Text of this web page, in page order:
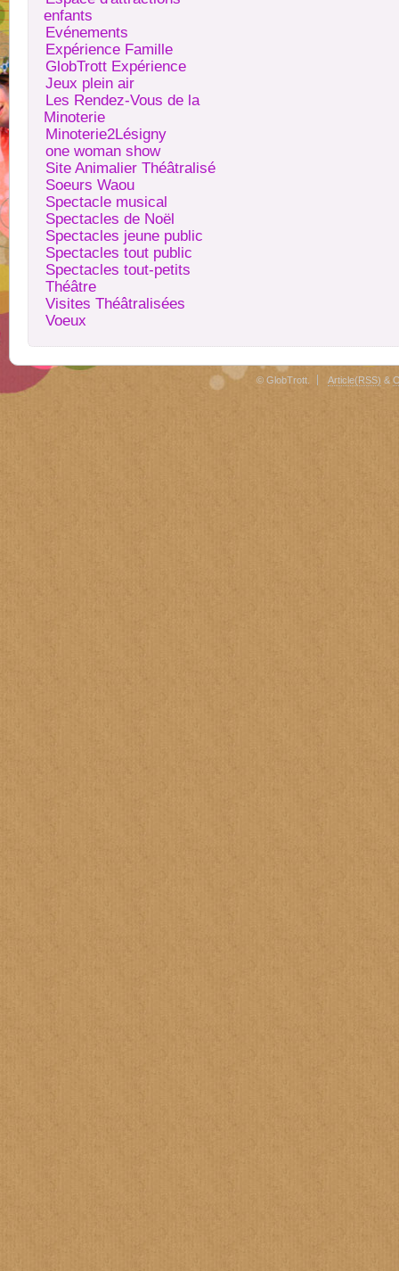
enfants
Evénements
Expérience Famille
GlobTrott Expérience
Jeux plein air
Les Rendez-Vous de la
Minoterie
Minoterie2Lésigny
one woman show
Site Animalier Théâtralisé
Soeurs Waou
Spectacle musical
Spectacles de Noël
Spectacles jeune public
Spectacles tout public
Spectacles tout-petits
Théâtre
Visites Théâtralisées
Voeux
© GlobTrott. Article(RSS) &